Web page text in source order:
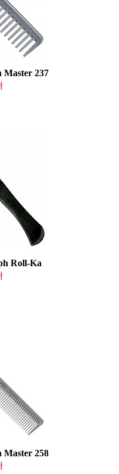
Master 237
Roll-Ka
Master 258